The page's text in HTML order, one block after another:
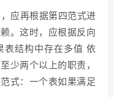
应再根据第四范式进
。这时，应根据反向
表结构中存在多值 依
少两个以上的职责，
式：一个表如果满足